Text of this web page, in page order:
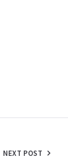
NEXT POST